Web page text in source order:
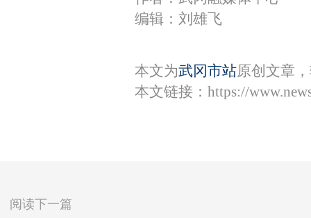
编辑：刘雄飞
本文为武冈市站原创文章
本文链接： https://
阅读下一篇